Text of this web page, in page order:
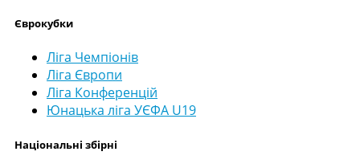
Єврокубки
Ліга Чемпіонів
Ліга Європи
Ліга Конференцій
Юнацька ліга УЄФА U19
Національні збірні